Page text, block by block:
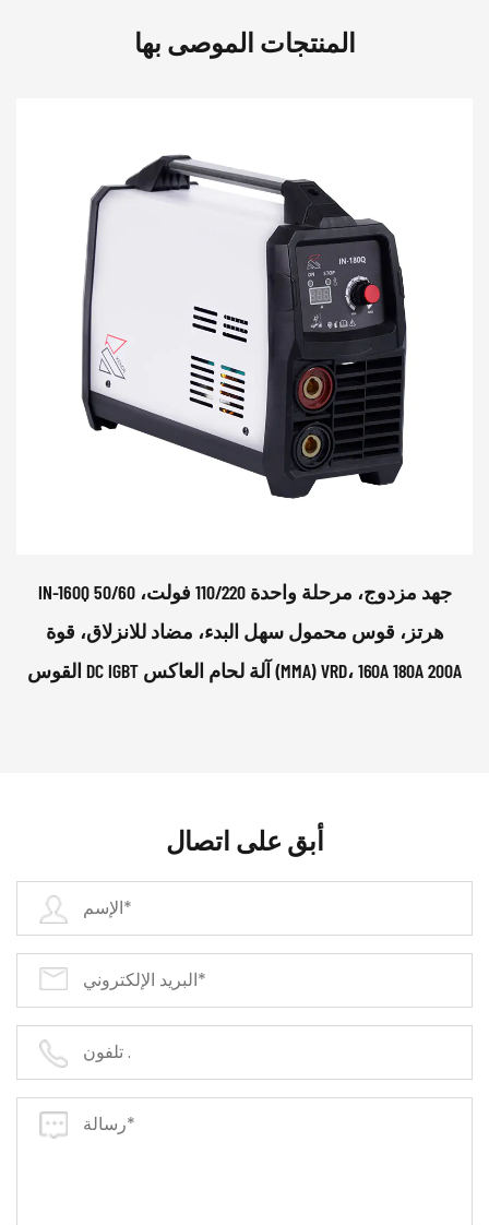
المنتجات الموصى بها
IN-160Q جهد مزدوج، مرحلة واحدة 110/220 فولت، 50/60
هرتز، قوس محمول سهل البدء، مضاد للانزلاق، قوة
القوس DC IGBT آلة لحام العاكس (MMA) VRD، 160A 180A 200A
أبق على اتصال